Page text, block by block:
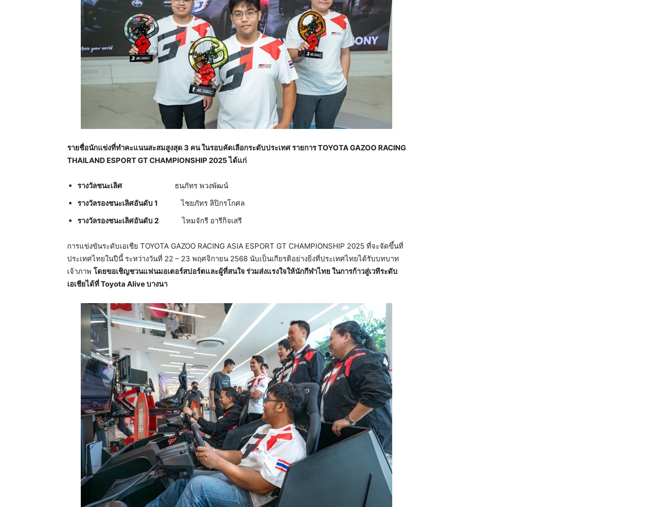
รายชื่อนักแข่งที่ทำคะแนนสะสมสูงสุด 3 คน ในรอบคัดเลือกระดับประเทศ รายการTOYOTA GAZOO RACING
THAILAND ESPORT GT CHAMPIONSHIP 2025 ได้แก่
รางวัลชนะเลิศ ธนภัทร พวงพัฒน์
รางวัลรองชนะเลิศอันดับ 1 ไชยภัทร ลิปิกรโกศล
รางวัลรองชนะเลิศอันดับ 2 ไหมจักรี อารีกิจเสรี
การแข่งขันระดับเอเชีย TOYOTA GAZOO RACING ASIA ESPORT GT CHAMPIONSHIP 2025 ที่จะจัดขึ้นที่
ประเทศไทยในปีนี้ ระหว่างวันที่ 22 – 23 พฤศจิกายน 2568 นับเป็นเกียรติอย่างยิ่งที่ประเทศไทยได้รับบทบาท
เจ้าภาพ โดยขอเชิญชวนแฟนมอเตอร์สปอร์ตและผู้ที่สนใจ ร่วมส่งแรงใจให้นักกีฬาไทย ในการก้าวสู่เวทีระดับ
เอเชียได้ที่Toyota Alive บางนา